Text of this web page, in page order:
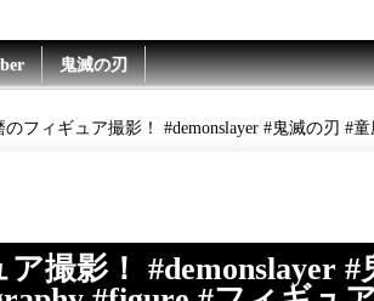
鬼滅の刃
フィギュア撮影！ #demonslayer #鬼滅の刃 #
撮影！ #demonslayer #